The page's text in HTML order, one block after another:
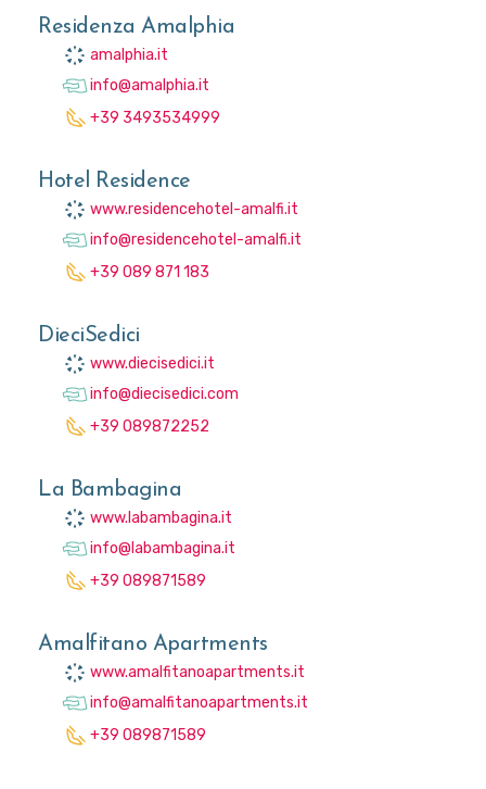
Residenza Amalphia
amalphia.it
info@amalphia.it
+39 3493534999
Hotel Residence
www.residencehotel-amalfi.it
info@residencehotel-amalfi.it
+39 089 871 183
DieciSedici
www.diecisedici.it
info@diecisedici.com
+39 089872252
La Bambagina
www.labambagina.it
info@labambagina.it
+39 089871589
Amalfitano Apartments
www.amalfitanoapartments.it
info@amalfitanoapartments.it
+39 089871589